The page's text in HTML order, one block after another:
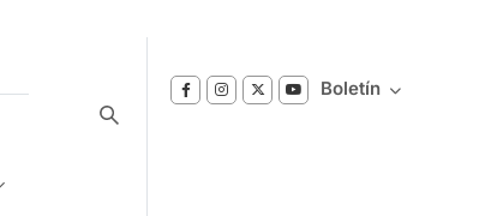
Boletín